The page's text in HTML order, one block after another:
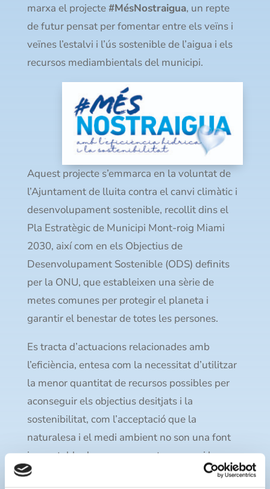
marxa el projecte#MésNostraigua, un repte
de futur pensat per fomentar entre els veïns i
veïnes l’estalvi i l’ús sostenible de l’aigua i els
recursos mediambientals del municipi.
Aquest projecte s’emmarca en la voluntat de
l’Ajuntament de lluita contra el canvi climàtic i
desenvolupament sostenible, recollit dins el
Pla Estratègic de Municipi Mont-roig Miami
2030, així com en els Objectius de
Desenvolupament Sostenible (ODS) definits
per la ONU, que estableixen una sèrie de
metes comunes per protegir el planeta i
garantir el benestar de totes les persones.
Es tracta d’actuacions relacionades amb
l’eficiència, entesa com la necessitat d’utilitzar
la menor quantitat de recursos possibles per
aconseguir els objectius desitjats i la
sostenibilitat, com l’acceptació que la
naturalesa i el medi ambient no son una font
inesgotable de recursos, sent necessari la seva
protecció i el seu ús racional.